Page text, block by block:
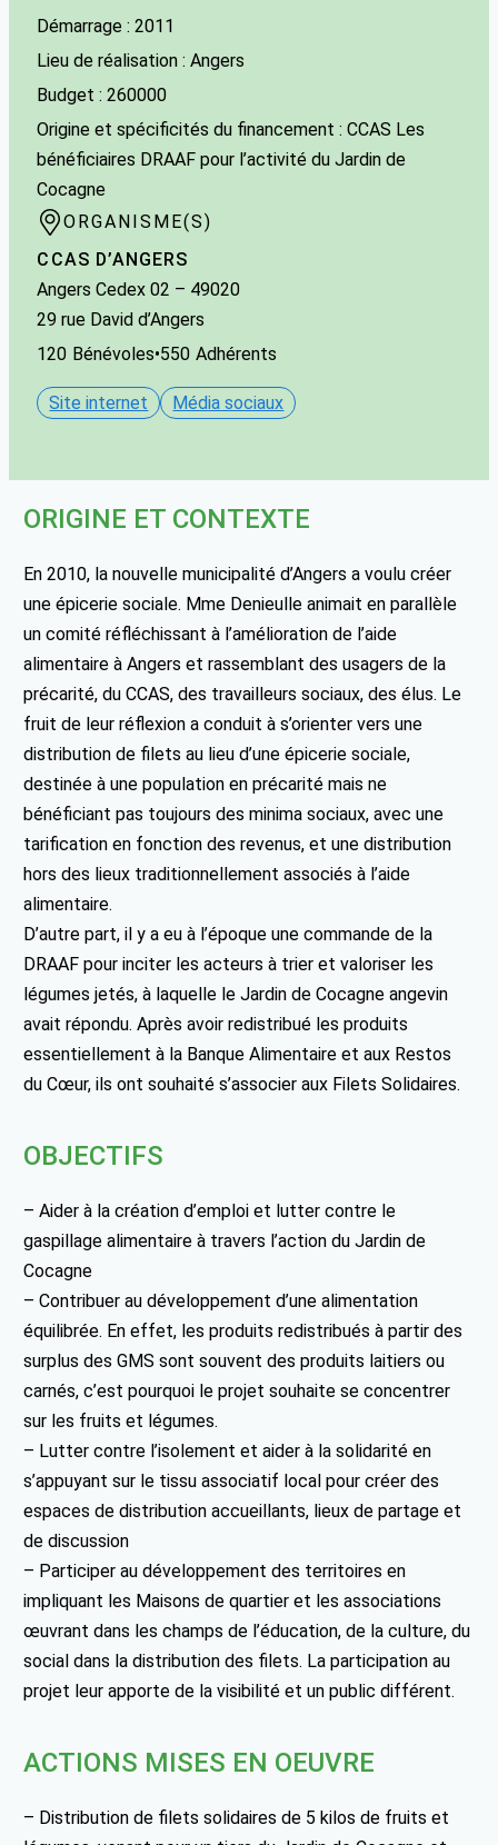
Démarrage : 2011
Lieu de réalisation : Angers
Budget : 260000
Origine et spécificités du financement : CCAS Les
bénéficiaires DRAAF pour l’activité du Jardin de
Cocagne
ORGANISME(S)
CCAS D’ANGERS
Angers Cedex 02 – 49020
29 rue David d’Angers
120 Bénévoles•550 Adhérents
Site internet Média sociaux
ORIGINE ET CONTEXTE
En 2010, la nouvelle municipalité d’Angers a voulu créer
une épicerie sociale. Mme Denieulle animait en parallèle
un comité réfléchissant à l’amélioration de l’aide
alimentaire à Angers et rassemblant des usagers de la
précarité, du CCAS, des travailleurs sociaux, des élus. Le
fruit de leur réflexion a conduit à s’orienter vers une
distribution de filets au lieu d’une épicerie sociale,
destinée à une population en précarité mais ne
bénéficiant pas toujours des minima sociaux, avec une
tarification en fonction des revenus, et une distribution
hors des lieux traditionnellement associés à l’aide
alimentaire.
D’autre part, il y a eu à l’époque une commande de la
DRAAF pour inciter les acteurs à trier et valoriser les
légumes jetés, à laquelle le Jardin de Cocagne angevin
avait répondu. Après avoir redistribué les produits
essentiellement à la Banque Alimentaire et aux Restos
du Cœur, ils ont souhaité s’associer aux Filets Solidaires.
OBJECTIFS
– Aider à la création d’emploi et lutter contre le
gaspillage alimentaire à travers l’action du Jardin de
Cocagne
– Contribuer au développement d’une alimentation
équilibrée. En effet, les produits redistribués à partir des
surplus des GMS sont souvent des produits laitiers ou
carnés, c’est pourquoi le projet souhaite se concentrer
sur les fruits et légumes.
– Lutter contre l’isolement et aider à la solidarité en
s’appuyant sur le tissu associatif local pour créer des
espaces de distribution accueillants, lieux de partage et
de discussion
– Participer au développement des territoires en
impliquant les Maisons de quartier et les associations
œuvrant dans les champs de l’éducation, de la culture, du
social dans la distribution des filets. La participation au
projet leur apporte de la visibilité et un public différent.
ACTIONS MISES EN OEUVRE
– Distribution de filets solidaires de 5 kilos de fruits et